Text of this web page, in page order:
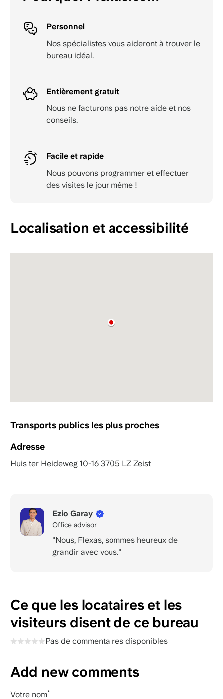
Personnel
Nos spécialistes vous aideront à trouver le
bureau idéal.
Entièrement gratuit
Nous ne facturons pas notre aide et nos
conseils.
Facile et rapide
Nous pouvons programmer et effectuer
des visites le jour même !
Localisation et accessibilité
Transports publics les plus proches
Adresse
Huis ter Heideweg 10-16 3705 LZ Zeist
Ezio Garay
Office advisor
"Nous, Flexas, sommes heureux de
grandir avec vous."
Ce que les locataires et les
visiteurs disent de ce bureau
Pas de commentaires disponibles
Add new comments
Votre nom